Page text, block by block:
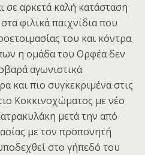
σε αρκετά καλή κατάσταση
φιλικά παιχνίδια που
του και κόντρα
η ομάδα του Ορφέα δεν
αγωνιστικά
και πιο συγκεκριμένα στις
Κοκκινοχώματος με νέο
μετά την από
με τον προπονητή
στο γήπεδό του